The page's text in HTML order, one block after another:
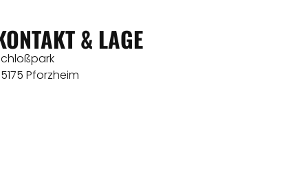
& LAGE
Pforzheim